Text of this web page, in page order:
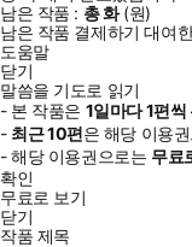
남은 작품 : 총화(원)
남은 작품 결제하기 대여
도움말
닫기
말씀을 기도로 읽기
- 본 작품은 1일마다1편씩
- 최근10편은 해당 이용
- 해당 이용권으로는 무료
확인
무료로 보기
닫기
작품 제목